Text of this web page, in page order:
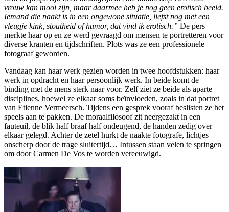
vrouw kan mooi zijn, maar daarmee heb je nog geen erotisch beeld.
Iemand die naakt is in een ongewone situatie, liefst nog met een
vleugje kink, stoutheid of humor, dat vind ik erotisch.” De pers
merkte haar op en ze werd gevraagd om mensen te portretteren voor
diverse kranten en tijdschriften. Plots was ze een professionele
fotograaf geworden.
Vandaag kan haar werk gezien worden in twee hoofdstukken: haar
werk in opdracht en haar persoonlijk werk. In beide komt de
binding met de mens sterk naar voor. Zelf ziet ze beide als aparte
disciplines, hoewel ze elkaar soms beïnvloeden, zoals in dat portret
van Etienne Vermeersch. Tijdens een gesprek vooraf beslisten ze het
speels aan te pakken. De moraalfilosoof zit neergezakt in een
fauteuil, de blik half braaf half ondeugend, de handen zedig over
elkaar gelegd. Achter de zetel hurkt de naakte fotografe, lichtjes
onscherp door de trage sluitertijd… Intussen staan velen te springen
om door Carmen De Vos te worden vereeuwigd.